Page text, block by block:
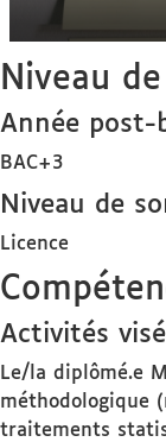
Niveau
Année post-
BAC+3
Niveau de
Licence
Activités
Le/la diplômé.e
méthodologique
traitements